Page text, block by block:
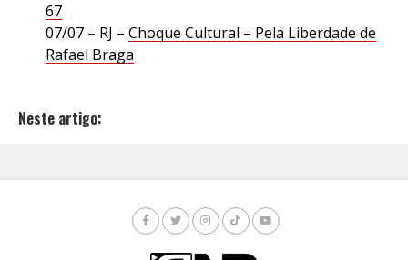
67
07/07 – RJ – Choque Cultural – Pela Liberdade de
Rafael Braga
Neste artigo: